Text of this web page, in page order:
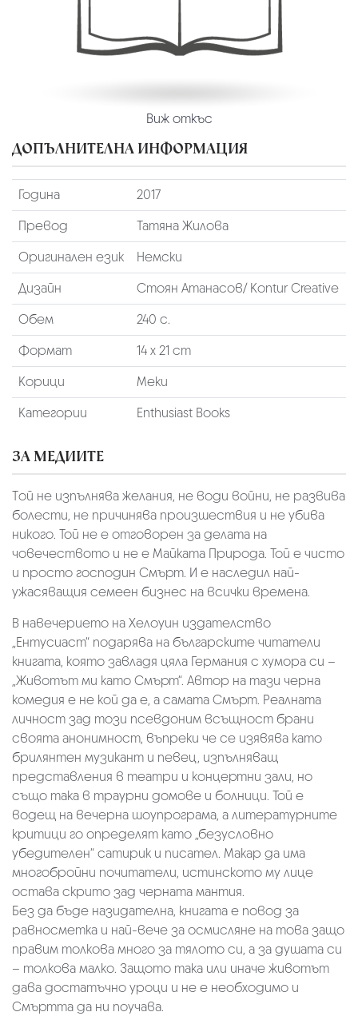
Виж откъс
ДОПЪЛНИТЕЛНА ИНФОРМАЦИЯ
Година
2017
Превод
Татяна Жилова
Оригинален език
Немски
Дизайн
Стоян Атанасов/ Kontur Creative
Обем
240 с.
Формат
14 х 21 cm
Корици
Меки
Категории
Enthusiast Books
ЗА МЕДИИТЕ
Tой не изпълнява желания, не води войни, не развива
болести, не причинява произшествия и не убива
никого. Той не е отговорен за делата на
човечеството и не е Майката Природа. Той е чисто
и просто господин Смърт. И е наследил най-
ужасяващия семеен бизнес на всички времена.
В навечерието на Хелоуин издателство
„Ентусиаст“ подарява на българските читатели
книгата, която завладя цяла Германия с хумора си –
„Животът ми като Смърт“. Автор на тази черна
комедия е не кой да е, а самата Смърт. Реалната
личност зад този псевдоним всъщност брани
своята анонимност, въпреки че се изявява като
брилянтен музикант и певец, изпълняващ
представления в театри и концертни зали, но
също така в траурни домове и болници. Той е
водещ на вечерна шоупрограма, а литературните
критици го определят като „безусловно
убедителен“ сатирик и писател. Макар да има
многобройни почитатели, истинското му лице
остава скрито зад черната мантия.
Без да бъде назидателна, книгата е повод за
равносметка и най-вече за осмисляне на това защо
правим толкова много за тялото си, а за душата си
– толкова малко. Защото така или иначе животът
дава достатъчно уроци и не е необходимо и
Смъртта да ни поучава.